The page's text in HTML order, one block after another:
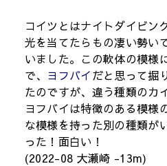
コイツとはナイトダイビン
光を当てたらもの凄い勢い
いました。この軟体の模様
で、 ヨフバイだと思って掘
たのですが、違う種類のカ
ヨフバイは特徴のある模様
な模様を持った別の種類が
った！面白い！
(2022-08 大瀬崎 -13m)